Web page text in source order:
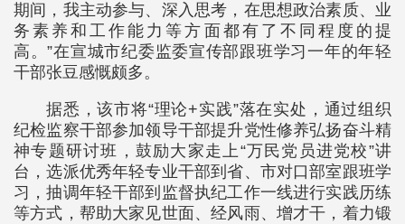
期间，我主动参与、深入思考，在思想政治素质、业
务素养和工作能力等方面都有了不同程度的提
高。”在宣城市纪委监委宣传部跟班学习一年的年轻
干部张豆感慨颇多。
据悉，该市将“理论+实践”落在实处，通过组织
纪检监察干部参加领导干部提升党性修养弘扬奋斗精
神专题研讨班，鼓励大家走上“万民党员进党校”讲
台，选派优秀年轻专业干部到省、市对口部室跟班学
习，抽调年轻干部到监督执纪工作一线进行实践历练
等方式，帮助大家见世面、经风雨、增才干，着力锻